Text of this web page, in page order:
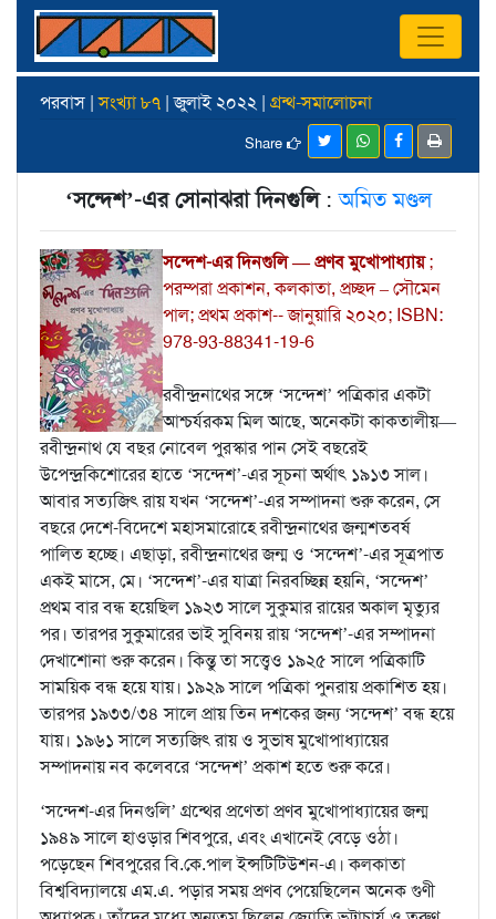
পরবাস |সংখ্যা ৮৭ | জুলাই ২০২২ | গ্রন্থ-সমালোচনা
Share
‘সন্দেশ’-এর সোনাঝরা দিনগুলি:অমিত মণ্ডল
সন্দেশ-এর দিনগুলি — প্রণব মুখোপাধ্যায়;
পরম্পরা প্রকাশন, কলকাতা, প্রচ্ছদ – সৌমেন
পাল; প্রথম প্রকাশ-- জানুয়ারি ২০২০; ISBN:
978-93-88341-19-6
রবীন্দ্রনাথের সঙ্গে ‘সন্দেশ’ পত্রিকার একটা
আশ্চর্যরকম মিল আছে, অনেকটা কাকতালীয়—
রবীন্দ্রনাথ যে বছর নোবেল পুরস্কার পান সেই বছরেই
উপেন্দ্রকিশোরের হাতে ‘সন্দেশ’-এর সূচনা অর্থাৎ ১৯১৩ সাল।
আবার সত্যজিৎ রায় যখন ‘সন্দেশ’-এর সম্পাদনা শুরু করেন, সে
বছরে দেশে-বিদেশে মহাসমারোহে রবীন্দ্রনাথের জন্মশতবর্ষ
পালিত হচ্ছে। এছাড়া, রবীন্দ্রনাথের জন্ম ও ‘সন্দেশ’-এর সূত্রপাত
একই মাসে, মে। ‘সন্দেশ’-এর যাত্রা নিরবচ্ছিন্ন হয়নি, ‘সন্দেশ’
প্রথম বার বন্ধ হয়েছিল ১৯২৩ সালে সুকুমার রায়ের অকাল মৃত্যুর
পর। তারপর সুকুমারের ভাই সুবিনয় রায় ‘সন্দেশ’-এর সম্পাদনা
দেখাশোনা শুরু করেন। কিন্তু তা সত্ত্বেও ১৯২৫ সালে পত্রিকাটি
সাময়িক বন্ধ হয়ে যায়। ১৯২৯ সালে পত্রিকা পুনরায় প্রকাশিত হয়।
তারপর ১৯৩৩/৩৪ সালে প্রায় তিন দশকের জন্য ‘সন্দেশ’ বন্ধ হয়ে
যায়। ১৯৬১ সালে সত্যজিৎ রায় ও সুভাষ মুখোপাধ্যায়ের
সম্পাদনায় নব কলেবরে ‘সন্দেশ’ প্রকাশ হতে শুরু করে।
‘সন্দেশ-এর দিনগুলি’ গ্রন্থের প্রণেতা প্রণব মুখোপাধ্যায়ের জন্ম
১৯৪৯ সালে হাওড়ার শিবপুরে, এবং এখানেই বেড়ে ওঠা।
পড়েছেন শিবপুরের বি.কে.পাল ইন্সটিটিউশন-এ। কলকাতা
বিশ্ববিদ্যালয়ে এম.এ. পড়ার সময় প্রণব পেয়েছিলেন অনেক গুণী